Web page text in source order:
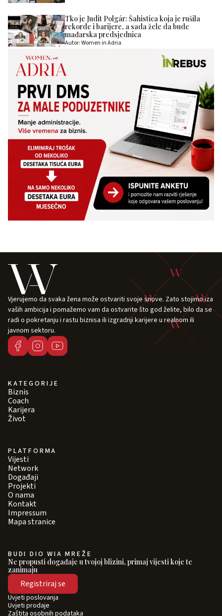
Tko je Judit Polgár: Šahistica koja je rušila
rekorde i barijere, a sada žele da bude
mađarska predsjednica
Autor: Women in Adria
Vjerujemo da svaka žena može ostvariti svoje snove. Zato stojimo iza
vaših ambicija i pomažemo vam da ostvarite što god želite, bilo da se
radi o pokretanju i rastu biznisa ili izgradnji karijere u realnom ili
javnom sektoru.
KATEGORIJE
Biznis
Coach
Karijera
Život
PLATFORMA
Vijesti
Network
Događaji
Projekti
O nama
Kontakt
Impressum
Mapa stranice
BUDI DIO WIA MREŽE
Ne propusti događaje u tvojoj blizini, primaj vijesti koje te
zanimaju
Registriraj se
Uvjeti poslovanja
Uvjeti prodaje
Zaštita osobnih podataka